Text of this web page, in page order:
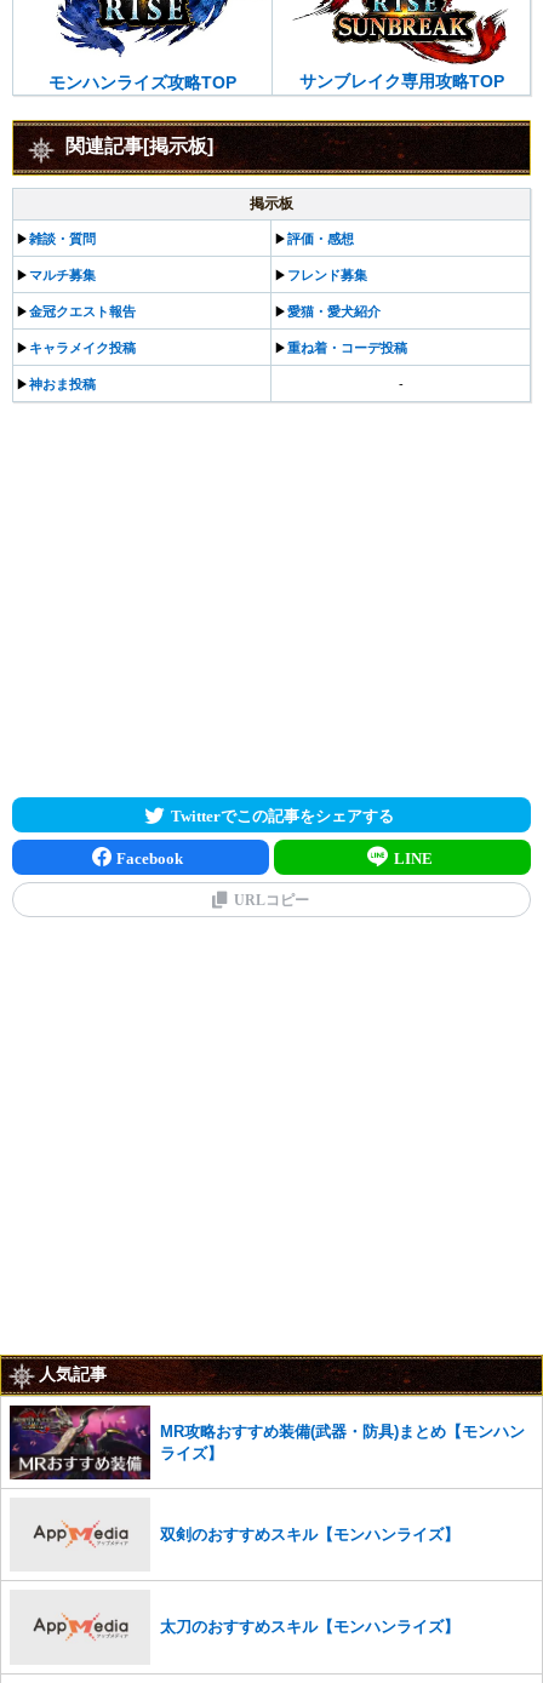
モンハンライズ攻略TOP サンブレイク専用攻略TOP
関連記事[掲示板]
掲示板
▶︎雑談・質問 ▶︎評価・感想
▶︎マルチ募集 ▶︎ フレンド募集
▶︎金冠クエスト報告 ▶︎愛猫・愛犬紹介
▶︎ キャラメイク投稿 ▶︎重ね着・コーデ投稿
▶︎神おま投稿 -
Twitterでこの記事をシェアする
Facebook LINE
URLコピー
人気記事
MR攻略おすすめ装備(武器・防具)まとめ【モンハン
ライズ】
双剣のおすすめスキル【モンハンライズ】
太刀のおすすめスキル【モンハンライズ】